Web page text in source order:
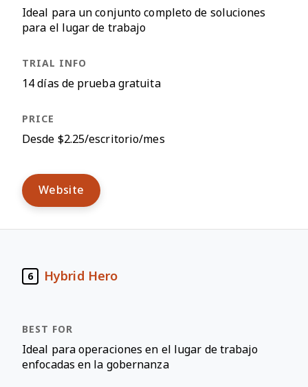
Ideal para un conjunto completo de soluciones
para el lugar de trabajo
14 días de prueba gratuita
Desde $2.25/escritorio/mes
Website
6 Hybrid Hero
Ideal para operaciones en el lugar de trabajo
enfocadas en la gobernanza